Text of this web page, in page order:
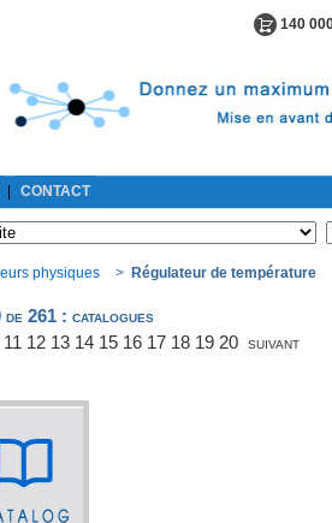
140
CONTACT
physiques > Régulateur de température
de 261: catalogues
11 12 13 14 15 16 17 18 19 20 suivant